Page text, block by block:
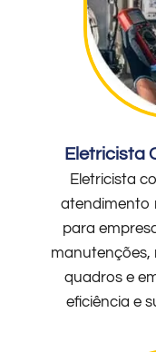
Eletricista
Eletricista
atendimento
para
manutenções,
quadros e
eficiência e